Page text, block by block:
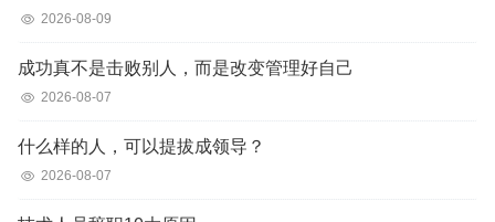
2026-08-09
成功真不是击败别人，而是改变管理好自己
2026-08-07
什么样的人，可以提拔成领导？
2026-08-07